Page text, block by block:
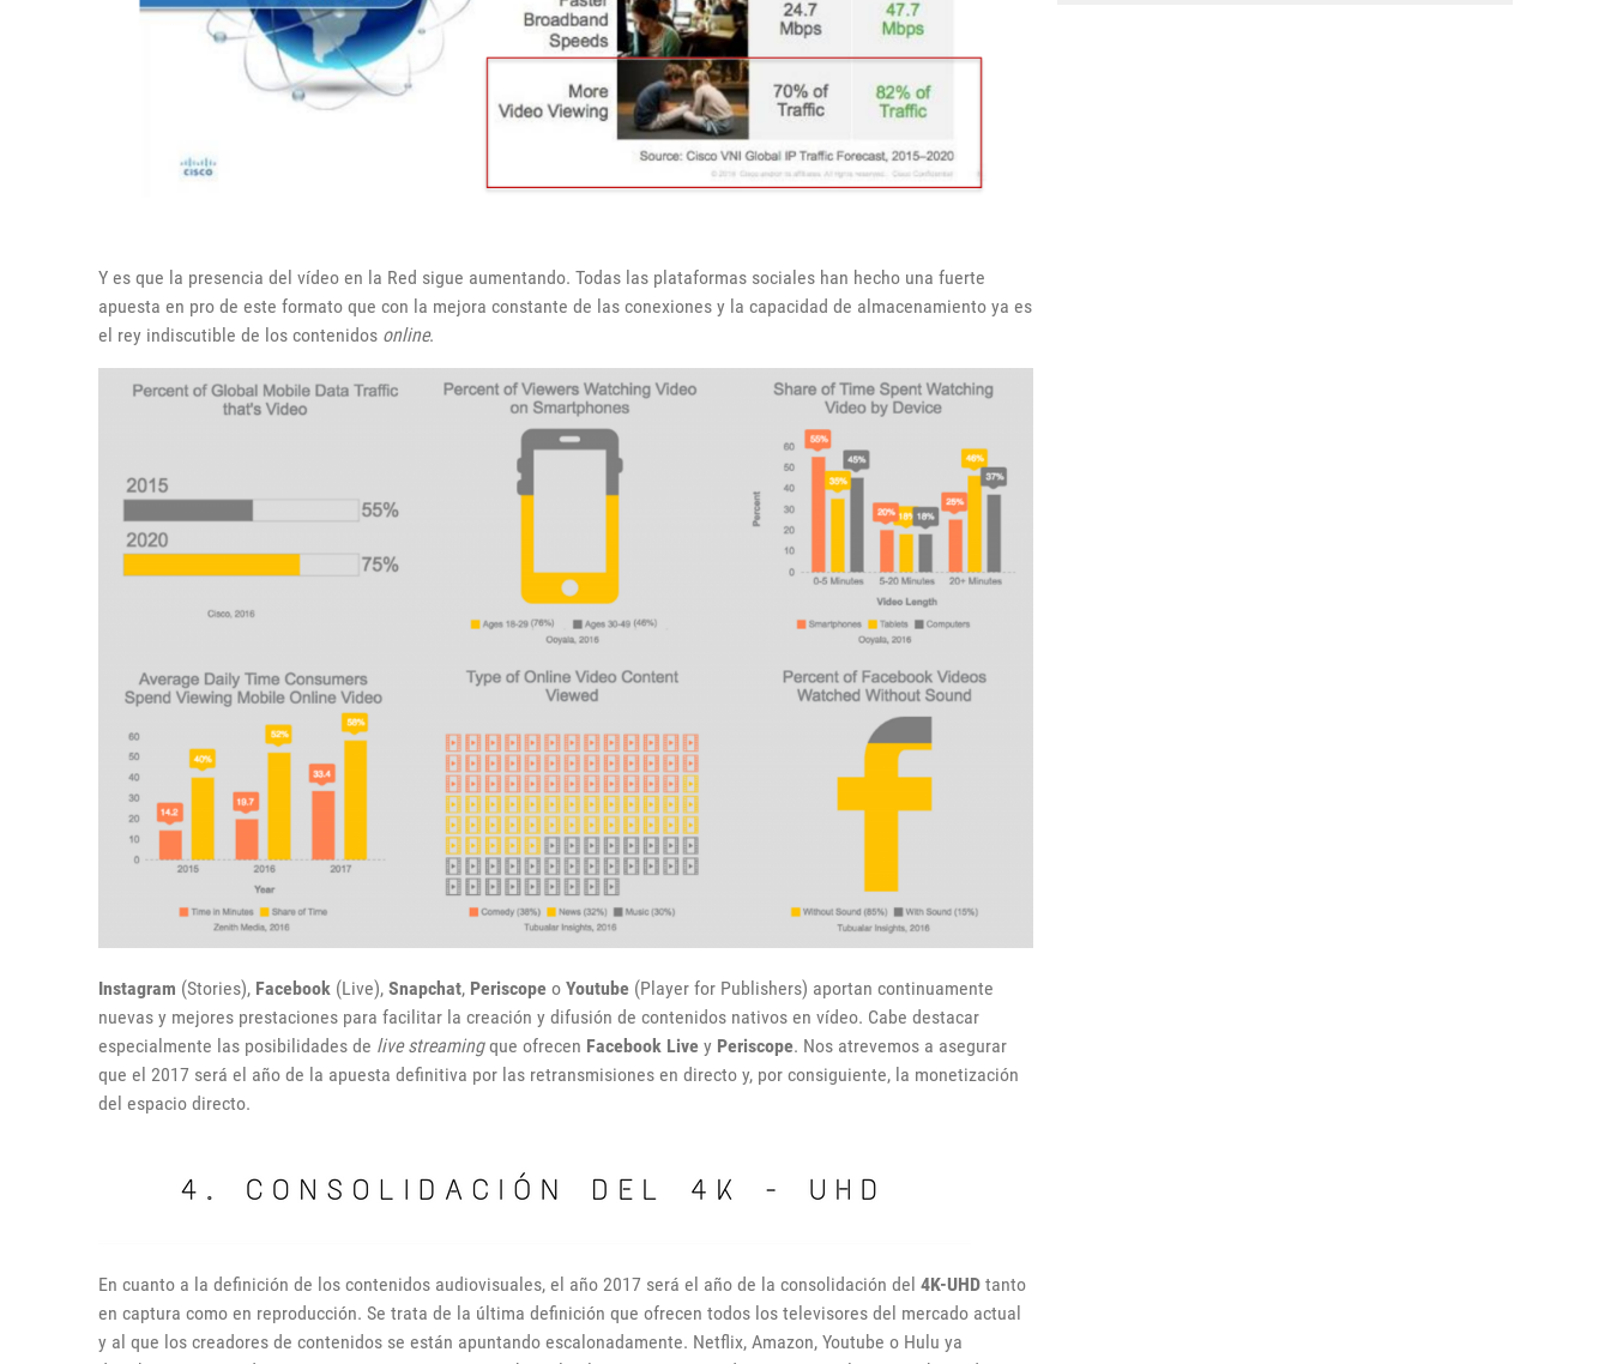
Y es que la presencia del vídeo en la Red sigue aumentando. Todas las plataformas sociales han hecho una fuerte
apuesta en pro de este formato que con la mejora constante de las conexiones y la capacidad de almacenamiento ya es
el rey indiscutible de los contenidos online.
Instagram (Stories), Facebook (Live), Snapchat, Periscope o Youtube (Player for Publishers) aportan continuamente
nuevas y mejores prestaciones para facilitar la creación y difusión de contenidos nativos en vídeo. Cabe destacar
especialmente las posibilidades de live streamingque ofrecen Facebook Live y Periscope. Nos atrevemos a asegurar
que el 2017 será el año de la apuesta definitiva por las retransmisiones en directo y, por consiguiente, la monetización
del espacio directo.
En cuanto a la definición de los contenidos audiovisuales, el año 2017 será el año de la consolidación del 4K-UHD tanto
en captura como en reproducción. Se trata de la última definición que ofrecen todos los televisores del mercado actual
y al que los creadores de contenidos se están apuntando escalonadamente. Netflix, Amazon, Youtube o Hulu ya